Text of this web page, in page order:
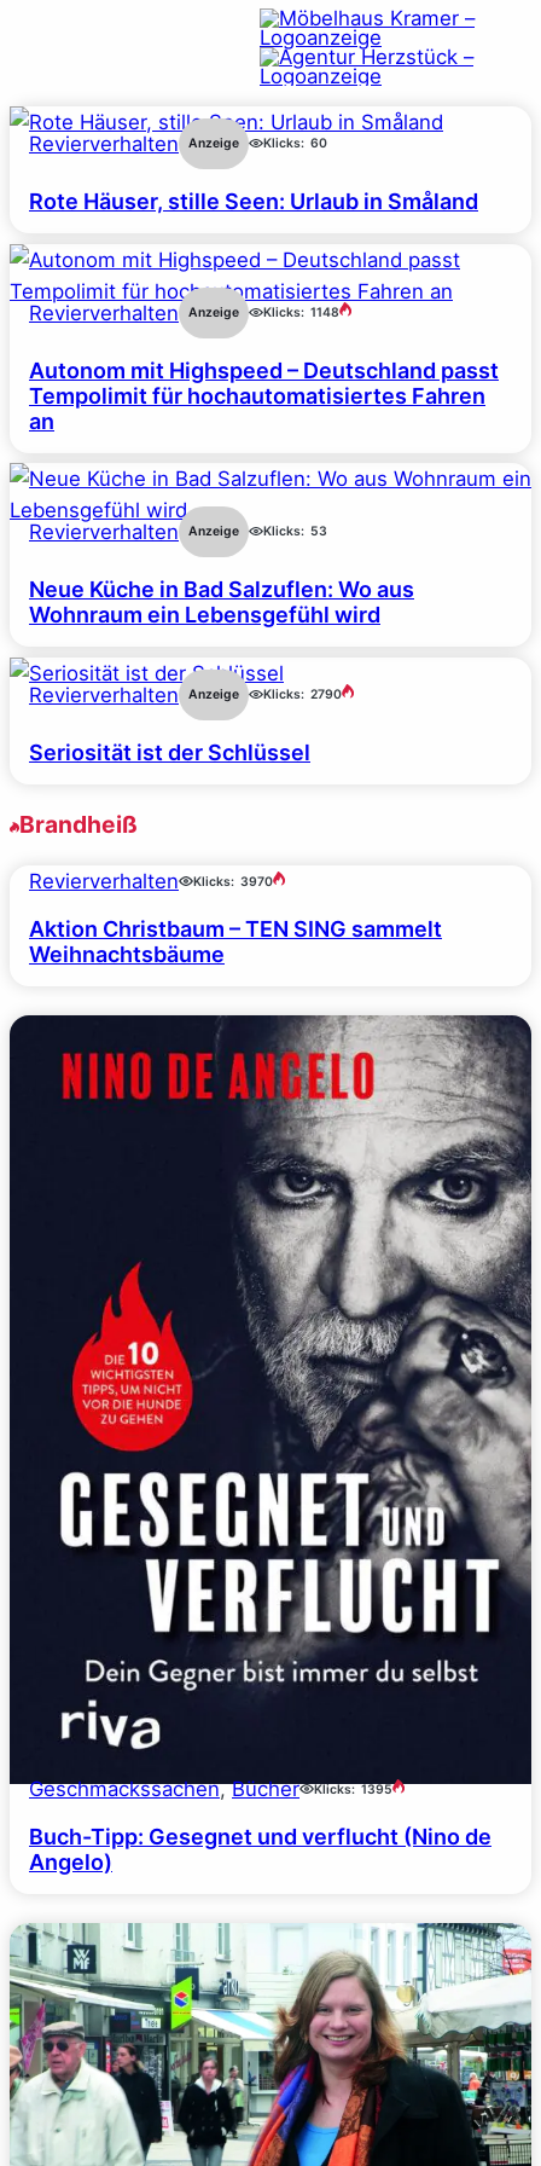
Revierverhalten Anzeige Klicks: 60
Rote Häuser, stille Seen: Urlaub in Småland
Revierverhalten Anzeige Klicks: 1148
Autonom mit Highspeed – Deutschland passt
Tempolimit für hochautomatisiertes Fahren
an
Revierverhalten Anzeige Klicks: 53
Neue Küche in Bad Salzuflen: Wo aus
Wohnraum ein Lebensgefühl wird
Revierverhalten Anzeige Klicks: 2790
Seriosität ist der Schlüssel
Brandheiß
Revierverhalten Klicks: 3970
Aktion Christbaum – TEN SING sammelt
Weihnachtsbäume
Geschmackssachen, Bücher Klicks: 1395
Buch-Tipp: Gesegnet und verflucht (Nino de
Angelo)